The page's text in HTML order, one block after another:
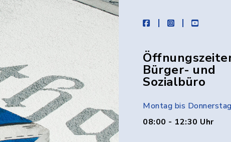
facebookinstagramyoutube
Bürger- und
Sozialbüro
Montag bis
08:00 - 12:30 Uhr